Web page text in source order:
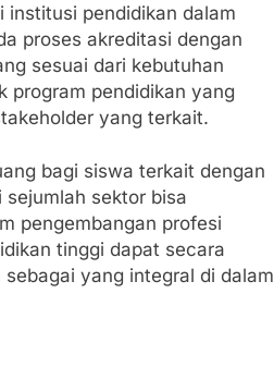
institusi pendidikan dalam
proses akreditasi dengan
sesuai dari kebutuhan
program pendidikan yang
yang terkait.
bagi siswa terkait dengan
sektor bisa
pengembangan profesi
tinggi dapat secara
yang integral di dalam